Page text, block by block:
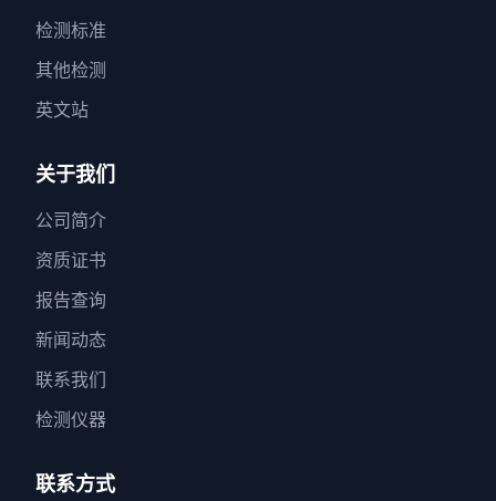
检测标准
其他检测
英文站
关于我们
公司简介
资质证书
报告查询
新闻动态
联系我们
检测仪器
联系方式